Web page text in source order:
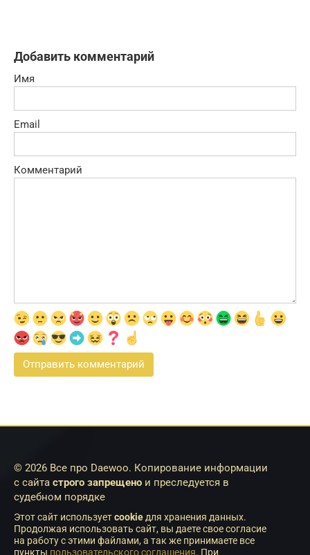
Добавить комментарий
Имя
Email
Комментарий
© 2026 Все про Daewoo. Копирование информации
с сайта строго запрещено и преследуется в
судебном порядке
Этот сайт используетcookie для хранения данных.
Продолжая использовать сайт, вы даете свое согласие
на работу с этими файлами, а так же принимаете все
пункты пользовательского соглашения. При